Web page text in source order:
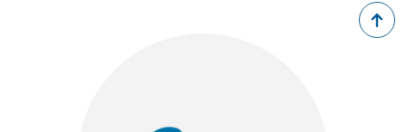
Zurück